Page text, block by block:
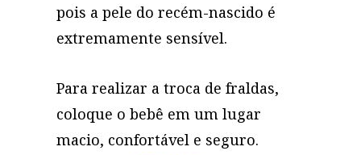
pois a pele do recém-nascido é
extremamente sensível.
Para realizar a troca de fraldas,
coloque o bebê em um lugar
macio, confortável e seguro.